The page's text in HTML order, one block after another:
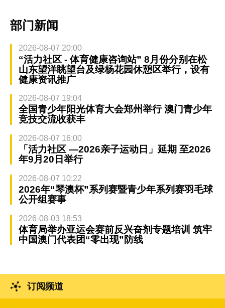
部门新闻
2026-08-07 20:00
“活力社区 - 体育健康咨询站” 8月份分别在松
山东望洋眺望台及绿杨花园休憩区举行，设有
健康资讯推广
2026-08-07 19:04
全国青少年阳光体育大会郑州举行 澳门青少年
竞技交流收获丰
2026-08-07 16:00
「活力社区 —2026亲子运动日」延期 至2026
年9月20日举行
2026-08-07 10:22
2026年“琴澳杯”系列赛暨青少年系列赛羽毛球
公开组赛事
2026-08-03 18:53
体育局举办亚运会赛前反兴奋剂专题培训 筑牢
中国澳门代表团“零出现”防线
订阅频道